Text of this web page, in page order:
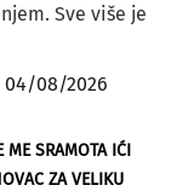
Sve više je
04/08/2026
ME SRAMOTA IĆI
ZA VELIKU